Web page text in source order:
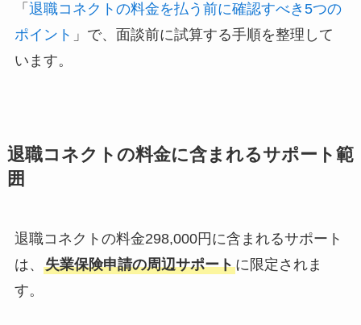
「 退職コネクトの料金を払う前に確認すべき5つの
ポイント 」で、面談前に試算する手順を整理して
います。
退職コネクトの料金に含まれるサポート範
囲
退職コネクトの料金298,000円に含まれるサポート
は、 失業保険申請の周辺サポートに限定されま
す。